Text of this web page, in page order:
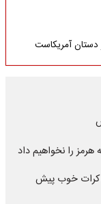
دستان آمریکاست
را نخواهیم داد
خوب پیش